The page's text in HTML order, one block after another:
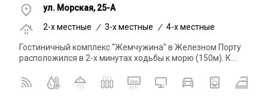
ул. Морская, 25-А
2-x местные / 3-x местные / 4-x местные
Гостиничный комплекс "Жемчужина" в Железном Порту
расположился в 2-х минутах ходьбы к морю (150м). К...